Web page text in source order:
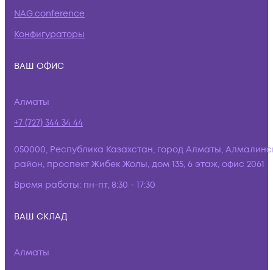
NAG.conference
Конфигураторы
ВАШ ОФИС
Алматы
+7 (727) 344 34 44
050000, Республика Казахстан, город Алматы,
район, проспект Жибек Жолы, дом 135, 6 этаж, офис 2061
Время работы: пн-пт, 8:30 - 17:30
ВАШ СКЛАД
Алматы